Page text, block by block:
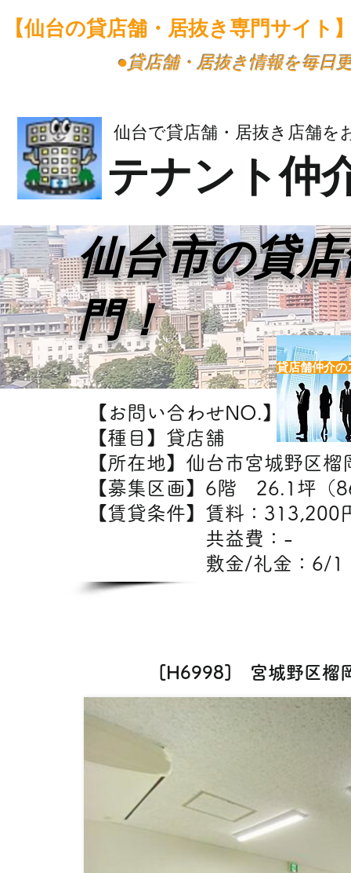
【仙台の貸店舗・居抜き専門サイト
​●貸店舗・居抜き情報を毎日
仙台で貸店舗・居抜き店舗を
テナント仲
【お問い合わせNO.】H6998
【種目】貸店舗
【所在地】仙台市宮城野区榴
【募集区画】6階 26.1坪（
【賃貸条件】賃料：
共益費
敷金/礼金：6/1
[H6998] 宮城野区榴
仙台市の貸
門！
貸店舗仲介の